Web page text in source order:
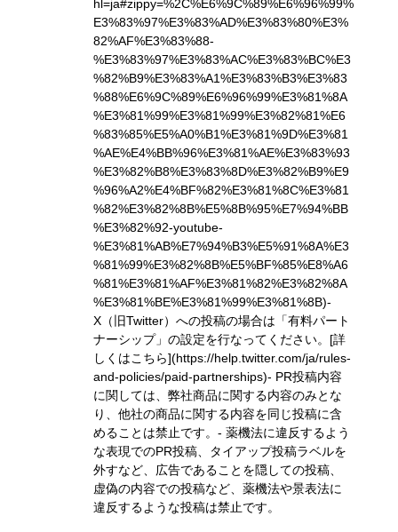
hl=ja#zippy=%2C%E6%9C%89%E6%96%99%
E3%83%97%E3%83%AD%E3%83%80%E3%
82%AF%E3%83%88-
%E3%83%97%E3%83%AC%E3%83%BC%E3
%82%B9%E3%83%A1%E3%83%B3%E3%83
%88%E6%9C%89%E6%96%99%E3%81%8A
%E3%81%99%E3%81%99%E3%82%81%E6
%83%85%E5%A0%B1%E3%81%9D%E3%81
%AE%E4%BB%96%E3%81%AE%E3%83%93
%E3%82%B8%E3%83%8D%E3%82%B9%E9
%96%A2%E4%BF%82%E3%81%8C%E3%81
%82%E3%82%8B%E5%8B%95%E7%94%BB
%E3%82%92-youtube-
%E3%81%AB%E7%94%B3%E5%91%8A%E3
%81%99%E3%82%8B%E5%BF%85%E8%A6
%81%E3%81%AF%E3%81%82%E3%82%8A
%E3%81%BE%E3%81%99%E3%81%8B)-
X（旧Twitter）への投稿の場合は「有料パート
ナーシップ」の設定を行なってください。 [詳
しくはこちら](https://help.twitter.com/ja/rules-
and-policies/paid-partnerships)- PR投稿内容
に関しては、弊社商品に関する内容のみとな
り、他社の商品に関する内容を同じ投稿に含
めることは禁止です。- 薬機法に違反するよう
な表現でのPR投稿、タイアップ投稿ラベルを
外すなど、広告であることを隠しての投稿、
虚偽の内容での投稿など、薬機法や景表法に
違反するような投稿は禁止です。